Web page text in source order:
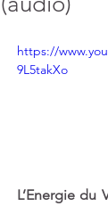
https://
9L5takXo
L’Energie du